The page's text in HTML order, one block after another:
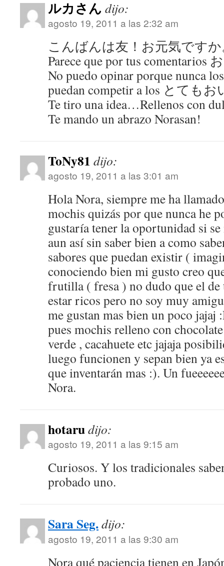
ルカさん dijo:
agosto 19, 2011 a las 2:32 am
こんばんは友！お元気です
Parece que por tus
No puedo opinar porque nunca
puedan competir a los とても
Te tiro una idea…Rellenos con
Te mando un abrazo Norasan!
ToNy81 dijo:
agosto 19, 2011 a las 3:01 am
Hola Nora, siempre me ha
mochis quizás por que nunca he
gustaría tener la oportunidad si
aun así sin saber bien a como
sabores que puedan existir (
conociendo bien mi gusto creo
frutilla ( fresa ) no dudo que el de
estar ricos pero no soy muy
me gustan mas bien un poco jajaj
pues mochis relleno con
verde , cacahuete etc jajaja
luego funcionen y sepan bien ya
que inventarán mas :). Un
Nora.
hotarudijo:
agosto 19, 2011 a las 9:15 am
Curiosos. Y los tradicionales
probado uno.
Sara Seg.dijo:
agosto 19, 2011 a las 9:30 am
Nora qué paciencia tienen en